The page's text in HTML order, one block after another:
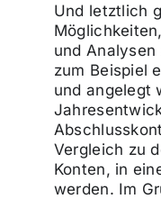
Und letztlich
und Analysen
zum Beispiel
und angelegt
Vergleich zu
Konten, in
werden. Im